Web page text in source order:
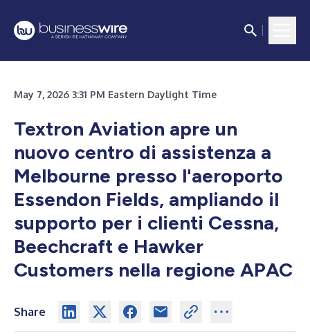
May 7, 2026 3:31 PM Eastern Daylight Time
Textron Aviation apre un
nuovo centro di assistenza a
Melbourne presso l'aeroporto
Essendon Fields, ampliando il
supporto per i clienti Cessna,
Beechcraft e Hawker
Customers nella regione APAC
Share